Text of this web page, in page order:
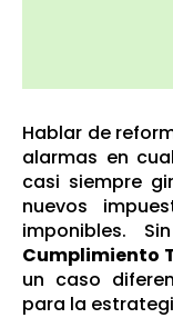
Hablar de
alarmas en
casi siempre
nuevos
imponibles.
Cumplimiento
un caso
para la